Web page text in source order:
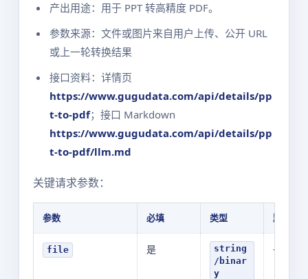
产出用途：用于 PPT 转高精度 PDF。
参数来源：文件或图片来自用户上传、公开 URL
或上一轮转换结果
接口资料：详情页
https://www.gugudata.com/api/details/pp
t-to-pdf；接口 Markdown
https://www.gugudata.com/api/details/pp
t-to-pdf/llm.md
关键请求参数：
参数 必填 类型 默认值
file 是
string
/binar
y
-